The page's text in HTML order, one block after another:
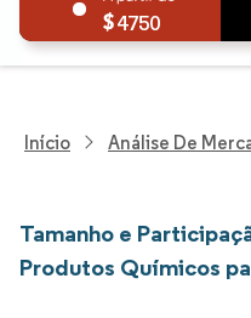
4750
Início Análise De
Tamanho e
Produtos Químicos